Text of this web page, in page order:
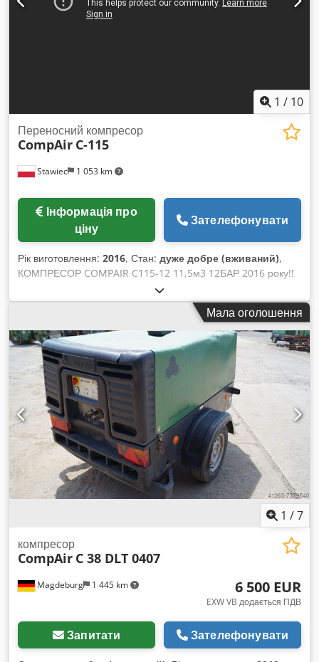
1 / 10
Stawiec 1 053 km
Переносний компресор
CompAir C-115
ціну
Зателефонувати
Рік виготовлення: 2016, Стан: дуже добре (вживаний),
КОМПРЕСОР COMPAIR C115-12 11,5м3 12БАР 2016 року!!
Пересувний компресор COMPAIR C115-12 (DLT1303),
машина після повного сервісного обслуговування з
осушувачем повітря (кінцевий охолоджувач). Стан дуже
добрий. Технічні характеристики: продуктивність: 11,5 м³/хв;
робочий тиск: 12 Бар; рік випуску: 2016; двигун: CUMMINS
наробіток: 3538 годин Компресор повністю справний. Ціна
нетто: 119 500 zł Ціна брутто: 146 985 zł Dsdpfxjl Axmpo Ai
Iewa
Мала оголошення
1 /7
Magdeburg 1 445 km
компресор
CompAir C 38 DLT 0407
6 500 EUR
EXW VB додається ПДВ
Запитати Зателефонувати